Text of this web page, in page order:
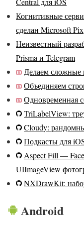
Когнитивные
сделан Microsoft Pix
Неизвестный
Prisma и Telegram
Делаем сложные
Объединяем
Одновременная
TriLabelView:
Cloudy:
Подкасты для
Aspect Fill —
UIImageView
NXDrawKit:
Android